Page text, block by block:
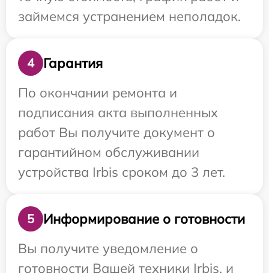
займемся устранением неполадок.
4
Гарантия
По окончании ремонта и
подписания акта выполненных
работ Вы получите документ о
гарантийном обслуживании
устройства Irbis сроком до 3 лет.
5
Информирование о готовности
Вы получите уведомление о
готовности Вашей техники Irbis, и